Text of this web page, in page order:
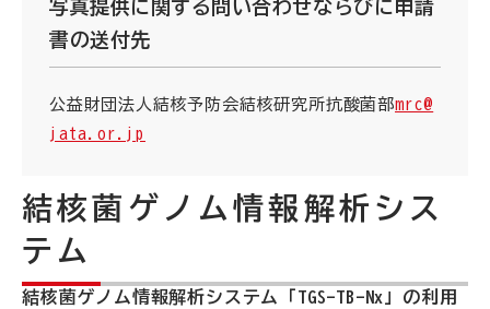
写真提供に関する問い合わせならびに申請
書の送付先
公益財団法人結核予防会結核研究所抗酸菌部mrc@
jata.or.jp
結核菌ゲノム情報解析シス
テム
結核菌ゲノム情報解析システム「TGS-TB-Nx」の利用